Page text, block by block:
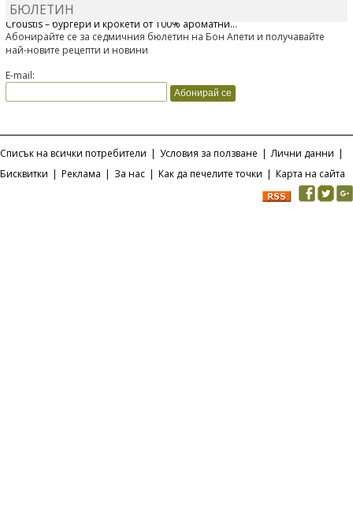
Bonduelle току-що представи нова вълнуваща продуктова линия
Croustis – бургери и крокети от 100% ароматни...
БЮЛЕТИН
Абонирайте се за седмичния бюлетин на Бон Апети и получавайте
най-новите рецепти и новини
E-mail:
Списък на всички потребители | Условия за ползване | Лични данни |
Бисквитки | Реклама | За нас | Как да печелите точки | Карта на сайта